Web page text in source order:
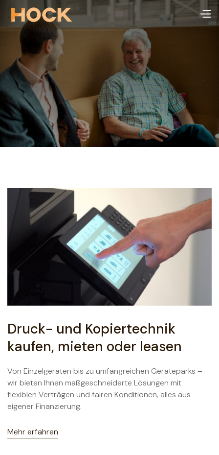
Druck- und Kopiertechnik
kaufen, mieten oder leasen
Von Einzelgeräten bis zu umfangreichen Geräteparks –
wir bieten Ihnen maßgeschneiderte Lösungen mit
flexiblen Verträgen und fairen Konditionen, alles aus
eigener Finanzierung.
Mehr erfahren